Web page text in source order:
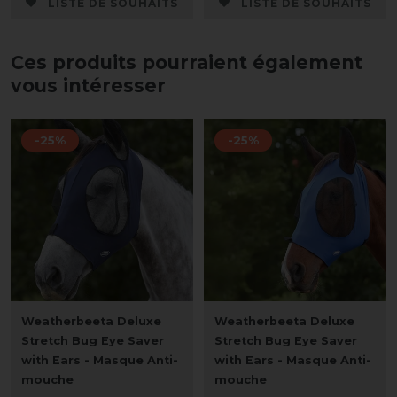
LISTE DE SOUHAITS LISTE DE SOUHAITS
Ces produits pourraient également
vous intéresser
-25%
Weatherbeeta Deluxe
Stretch Bug Eye Saver
with Ears - Masque Anti-
mouche
-25%
Weatherbeeta Deluxe
Stretch Bug Eye Saver
with Ears - Masque Anti-
mouche